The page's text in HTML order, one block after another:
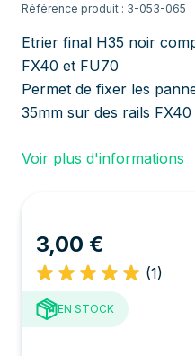
Référence produit : 3-053-065
Etrier final H35 noir
FX40 et FU70
Permet de fixer les
35mm sur des rails
Voir plus d'informations
3,00 €
(1)
EN STOCK